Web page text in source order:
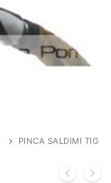
PINCA SALDIMI TIG